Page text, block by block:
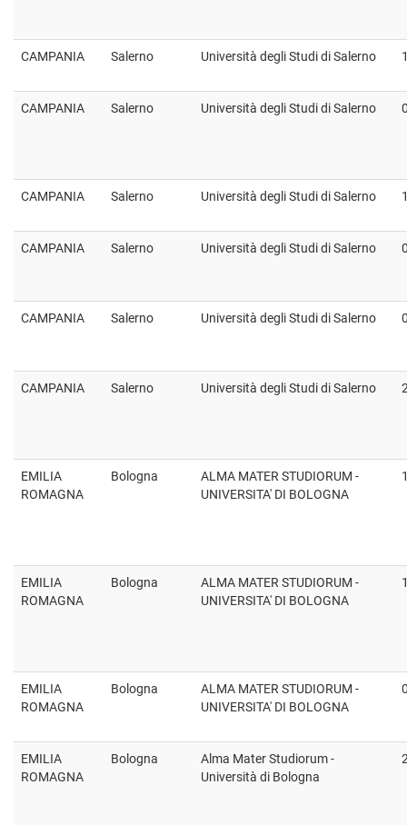
CAMPANIA Salerno Università degli Studi di Salerno
CAMPANIA Salerno Università degli Studi di Salerno
CAMPANIA Salerno Università degli Studi di Salerno
CAMPANIA Salerno Università degli Studi di Salerno
CAMPANIA Salerno Università degli Studi di Salerno
CAMPANIA Salerno Università degli Studi di Salerno
EMILIA
ROMAGNA
Bologna
ALMA MATER STUDIORUM -
UNIVERSITA' DI BOLOGNA
EMILIA
ROMAGNA
Bologna
ALMA MATER STUDIORUM -
UNIVERSITA' DI BOLOGNA
EMILIA
ROMAGNA
Bologna
ALMA MATER STUDIORUM -
UNIVERSITA' DI BOLOGNA
EMILIA
ROMAGNA
Bologna
Alma Mater Studiorum -
Università di Bologna